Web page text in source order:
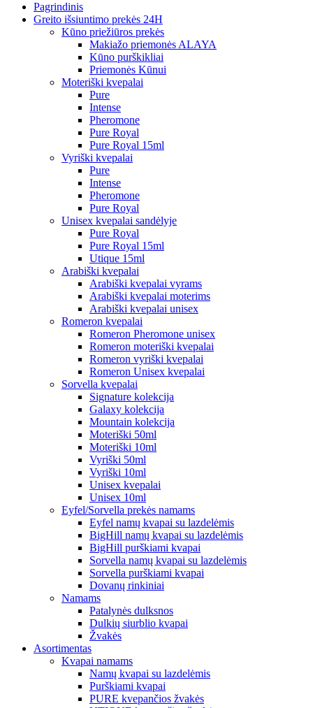
Pagrindinis
Greito išsiuntimo prekės 24H
Kūno priežiūros prekės
Makiažo priemonės ALAYA
Kūno purškikliai
Priemonės Kūnui
Moteriški kvepalai
Pure
Intense
Pheromone
Pure Royal
Pure Royal 15ml
Vyriški kvepalai
Pure
Intense
Pheromone
Pure Royal
Unisex kvepalai sandėlyje
Pure Royal
Pure Royal 15ml
Utique 15ml
Arabiški kvepalai
Arabiški kvepalai vyrams
Arabiški kvepalai moterims
Arabiški kvepalai unisex
Romeron kvepalai
Romeron Pheromone unisex
Romeron moteriški kvepalai
Romeron vyriški kvepalai
Romeron Unisex kvepalai
Sorvella kvepalai
Signature kolekcija
Galaxy kolekcija
Mountain kolekcija
Moteriški 50ml
Moteriški 10ml
Vyriški 50ml
Vyriški 10ml
Unisex kvepalai
Unisex 10ml
Eyfel/Sorvella prekės namams
Eyfel namų kvapai su lazdelėmis
BigHill namų kvapai su lazdelėmis
BigHill purškiami kvapai
Sorvella namų kvapai su lazdelėmis
Sorvella purškiami kvapai
Dovanų rinkiniai
Namams
Patalynės dulksnos
Dulkių siurblio kvapai
Žvakės
Asortimentas
Kvapai namams
Namų kvapai su lazdelėmis
Purškiami kvapai
PURE kvepančios žvakės